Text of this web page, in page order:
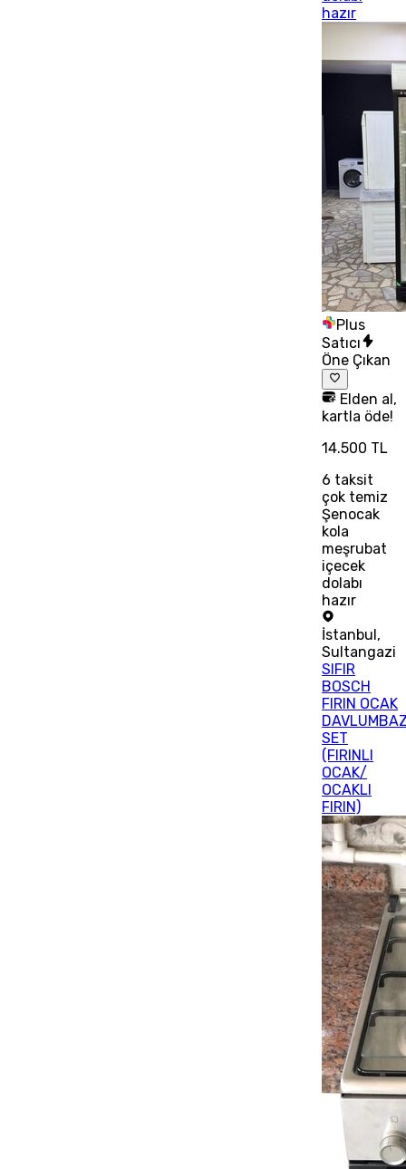
hazır
Plus
Satıcı
Öne Çıkan
Elden al,
kartla öde!
14.500 TL
6 taksit
çok temiz
Şenocak
kola
meşrubat
içecek
dolabı
hazır
İstanbul,
Sultangazi
SIFIR
BOSCH
FIRIN OCAK
SET
(FIRINLI
OCAK/
OCAKLI
FIRIN)